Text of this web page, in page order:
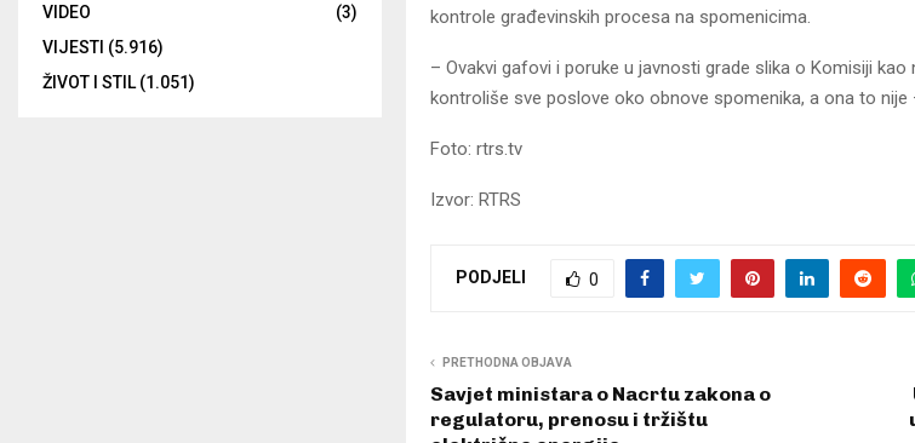
kontrole građevinskih procesa na spomenicima.
– Ovakvi gafovi i poruke u javnosti grade slika o Komisiji
kontroliše sve poslove oko obnove spomenika, a ona to nije
Foto: rtrs.tv
Izvor: RTRS
PODJELI 0
PRETHODNA OBJAVA
Savjet ministara o Nacrtu zakona o
regulatoru, prenosu i tržištu
VIDEO
(3)
VIJESTI (5.916)
ŽIVOT I STIL(1.051)